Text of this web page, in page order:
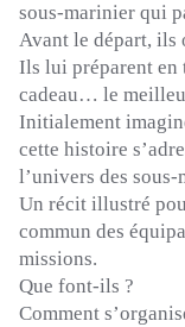
sous-marinier qui
Avant le départ, ils
Ils lui préparent en
cadeau… le
Initialement
cette histoire
l’univers des sous-
Un récit illustré
commun des
missions.
Que font-ils ?
Comment